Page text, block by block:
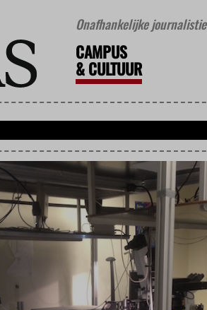
Onafhankelijke
CAMPUS
&CULTUUR